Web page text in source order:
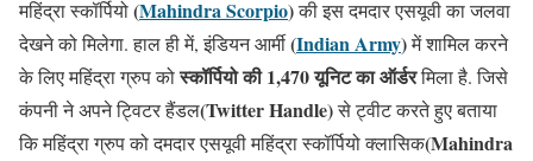
महिंद्रा स्कॉर्पियो(Mahindra Scorpio)की इस दमदार एसयूवी का जलवा
देखने को मिलेगा. हाल ही में, इंडियन आर्मी(Indian Army)में शामिल करने
के लिए महिंद्रा ग्रुप कोस्कॉर्पियो की 1,470 यूनिट का ऑर्डरमिला है. जिसे
कंपनी ने अपने ट्विटर हैंडल(Twitter Handle)से ट्वीट करते हुए बताया
कि महिंद्रा ग्रुप को दमदार एसयूवी महिंद्रा स्कॉर्पियो क्लासिक(Mahindra